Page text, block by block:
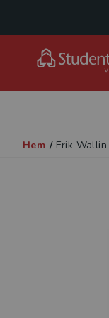
Hem / Erik Wallin